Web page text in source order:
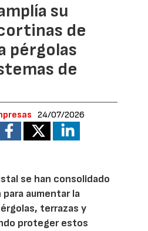
su
de
pérgolas
de
24/07/2026
se han consolidado
aumentar la
terrazas y
proteger estos